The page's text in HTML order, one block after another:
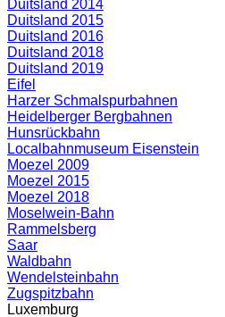
Duitsland 2014
Duitsland 2015
Duitsland 2016
Duitsland 2018
Duitsland 2019
Eifel
Harzer Schmalspurbahnen
Heidelberger Bergbahnen
Hunsrückbahn
Localbahnmuseum Eisenstein
Moezel 2009
Moezel 2015
Moezel 2018
Moselwein-Bahn
Rammelsberg
Saar
Waldbahn
Wendelsteinbahn
Zugspitzbahn
Luxemburg